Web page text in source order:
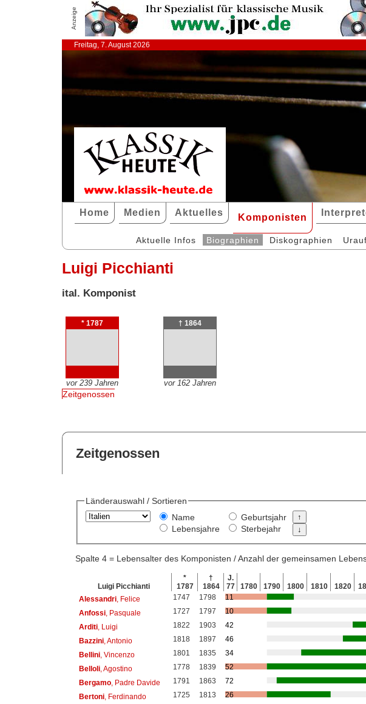
Anzeige
Freitag, 7. August 2026
Home Medien Aktuelles Komponisten
Aktuelle Infos Biographien Diskographien
Luigi Picchianti
ital. Komponist
* 1787
vor 239 Jahren
† 1864
vor 162 Jahren
Zeitgenossen
Zeitgenossen
Länderauswahl / Sortieren
Name
Lebensjahre
Geburtsjahr
Sterbejahr
Spalte 4 = Lebensalter des Komponisten / Anzahl der gemeinsamen
Luigi Picchianti
*
1787
†
1864
J.
77
1780 1790 1800 1810 1820
Alessandri, Felice 1747 1798
11
Anfossi, Pasquale 1727 1797
10
Arditi, Luigi 1822 1903
42
Bazzini, Antonio 1818 1897
46
Bellini, Vincenzo 1801 1835
34
Belloli, Agostino 1778 1839
52
Bergamo, Padre Davide 1791 1863
72
Bertoni, Ferdinando 1725 1813
26